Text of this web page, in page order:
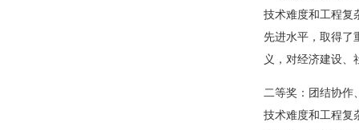
技术难度和工程复
先进水平，取得了
义，对经济建设、
二等奖：团结协作
技术难度和工程复